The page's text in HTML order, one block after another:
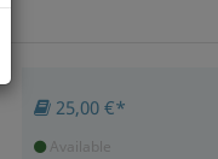
25,00 €*
Available